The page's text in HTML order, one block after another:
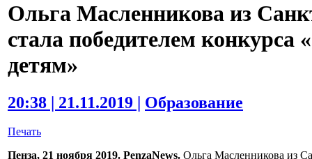
Ольга Масленникова из
стала победителем конкурса
детям»
20:38 | 21.11.2019 | Образование
Печать
Пенза, 21 ноября 2019. PenzaNews. Ольга Масленникова из